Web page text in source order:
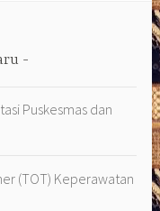
Puskesmas dan
(TOT) Keperawatan